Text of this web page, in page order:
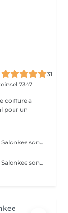
31
7347
coiffure à
pour un
Veuillez prendre note que les prix indiqués sur Salonkee sont communiqués à titre informatif et s'entendent de base. Ces derniers sont susceptibles de varier selon le diagnostic réalisé à votre arrivée au salon et l'expertise du professionnel à qui vous confiez votre beauté. Dans tous les cas, un devis précis vous sera proposé et toutes réalisations de prestations seront effectuées avec votre accord. Un grand merci d'avance pour votre compréhension. Au plaisir de vous revoir très vite.
Veuillez prendre note que les prix indiqués sur Salonkee sont communiqués à titre informatif et s'entendent de base. Ces derniers sont susceptibles de varier selon le diagnostic réalisé à votre arrivée au salon et l'expertise du professionnel à qui vous confiez votre beauté. Dans tous les cas, un devis précis vous sera proposé et toutes réalisations de prestations seront effectuées avec votre accord. Un grand merci d'avance pour votre compréhension. Au plaisir de vous revoir très vite.